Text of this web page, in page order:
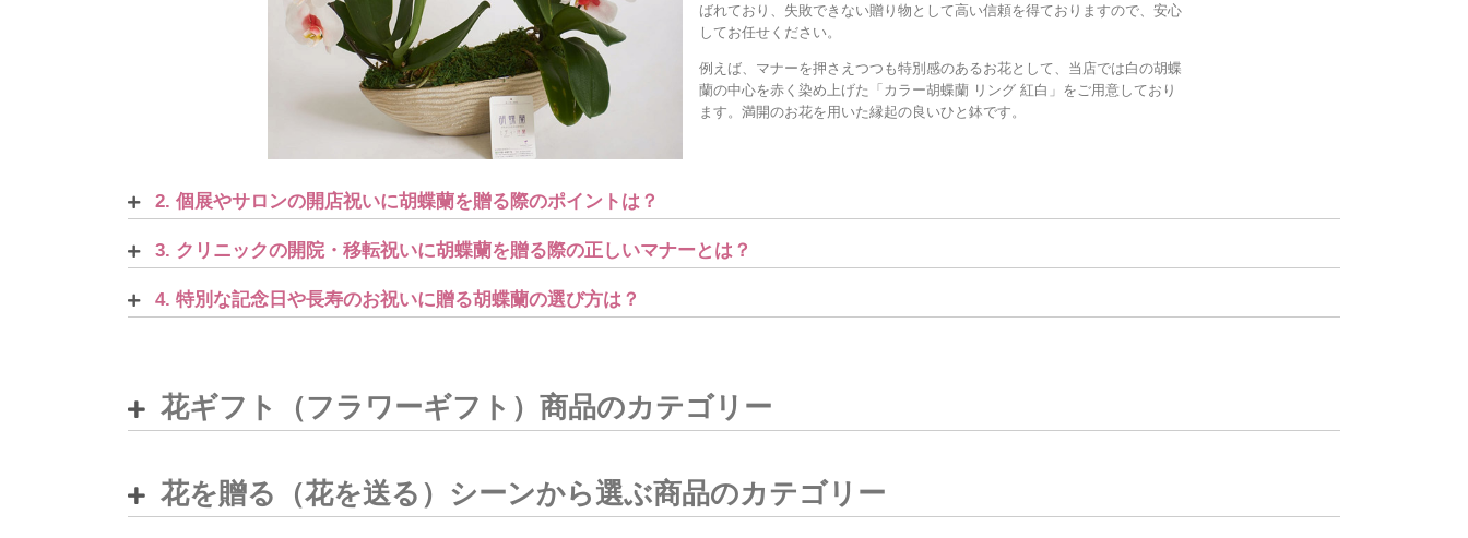
ばれており、失敗できない贈り物として高い信頼を得ておりますので、安心
してお任せください。
例えば、マナーを押さえつつも特別感のあるお花として、当店では白の胡蝶
蘭の中心を赤く染め上げた「カラー胡蝶蘭 リング 紅白」をご用意しており
ます。満開のお花を用いた縁起の良いひと鉢です。
2. 個展やサロンの開店祝いに胡蝶蘭を贈る際のポイントは？
3. クリニックの開院・移転祝いに胡蝶蘭を贈る際の正しいマナーとは？
4. 特別な記念日や長寿のお祝いに贈る胡蝶蘭の選び方は？
花ギフト（フラワーギフト）商品のカテゴリー
花を贈る（花を送る）シーンから選ぶ商品のカテゴリー